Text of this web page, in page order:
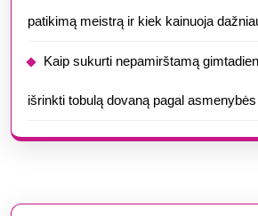
patikimą meistrą ir kiek kainuoja
Kaip sukurti nepamirštamą
išrinkti tobulą dovaną pagal